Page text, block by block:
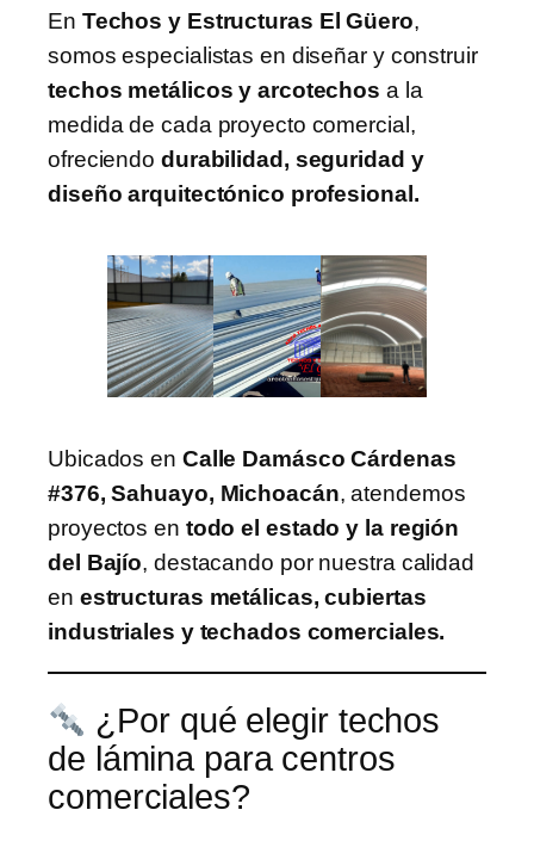
En Techos y Estructuras El Güero,
somos especialistas en diseñar y construir
techos metálicos y arcotechos a la
medida de cada proyecto comercial,
ofreciendo durabilidad, seguridad y
diseño arquitectónico profesional.
Ubicados en Calle Damásco Cárdenas
#376, Sahuayo, Michoacán, atendemos
proyectos en todo el estado y la región
del Bajío, destacando por nuestra calidad
en estructuras metálicas, cubiertas
industriales y techados comerciales.
¿Por qué elegir techos
de lámina para centros
comerciales?